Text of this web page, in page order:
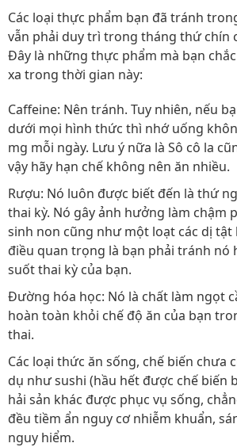
Các loại thực phẩm bạn đã tránh
vẫn phải duy trì trong tháng thứ chín
Đây là những thực phẩm mà bạn
xa trong thời gian này:
Caffeine: Nên tránh. Tuy nhiên, nếu
dưới mọi hình thức thì nhớ uống
mg mỗi ngày. Lưu ý nữa là Sô cô la
vậy hãy hạn chế không nên ăn nhiều.
Rượu: Nó luôn được biết đến là thứ
thai kỳ. Nó gây ảnh hưởng làm chậm
sinh non cũng như một loạt các dị tật
điều quan trọng là bạn phải tránh nó
suốt thai kỳ của bạn.
Đường hóa học: Nó là chất làm ngọt
hoàn toàn khỏi chế độ ăn của bạn
thai.
Các loại thức ăn sống, chế biến chưa
dụ như sushi (hầu hết được chế biến
hải sản khác được phục vụ sống,
đều tiềm ẩn nguy cơ nhiễm khuẩn,
nguy hiểm.